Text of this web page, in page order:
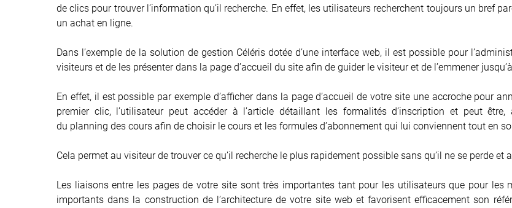
de clics pour trouver l’information qu’il recherche. En effet, les utilisateurs recherchent toujours un bref
un achat en ligne.
Dans l’exemple de la solution de gestion Céléris dotée d’une interface web, il est possible pour
visiteurs et de les présenter dans la page d’accueil du site afin de guider le visiteur et de l’emmener
En effet, il est possible par exemple d’afficher dans la page d’accueil de votre site une accroche pour
premier clic, l’utilisateur peut accéder à l’article détaillant les formalités d’inscription et peut
du planning des cours afin de choisir le cours et les formules d’abonnement qui lui conviennent tout en
Cela permet au visiteur de trouver ce qu’il recherche le plus rapidement possible sans qu’il ne se perde
Les liaisons entre les pages de votre site sont très importantes tant pour les utilisateurs que pour les
importants dans la construction de l’architecture de votre site web et favorisent efficacement son